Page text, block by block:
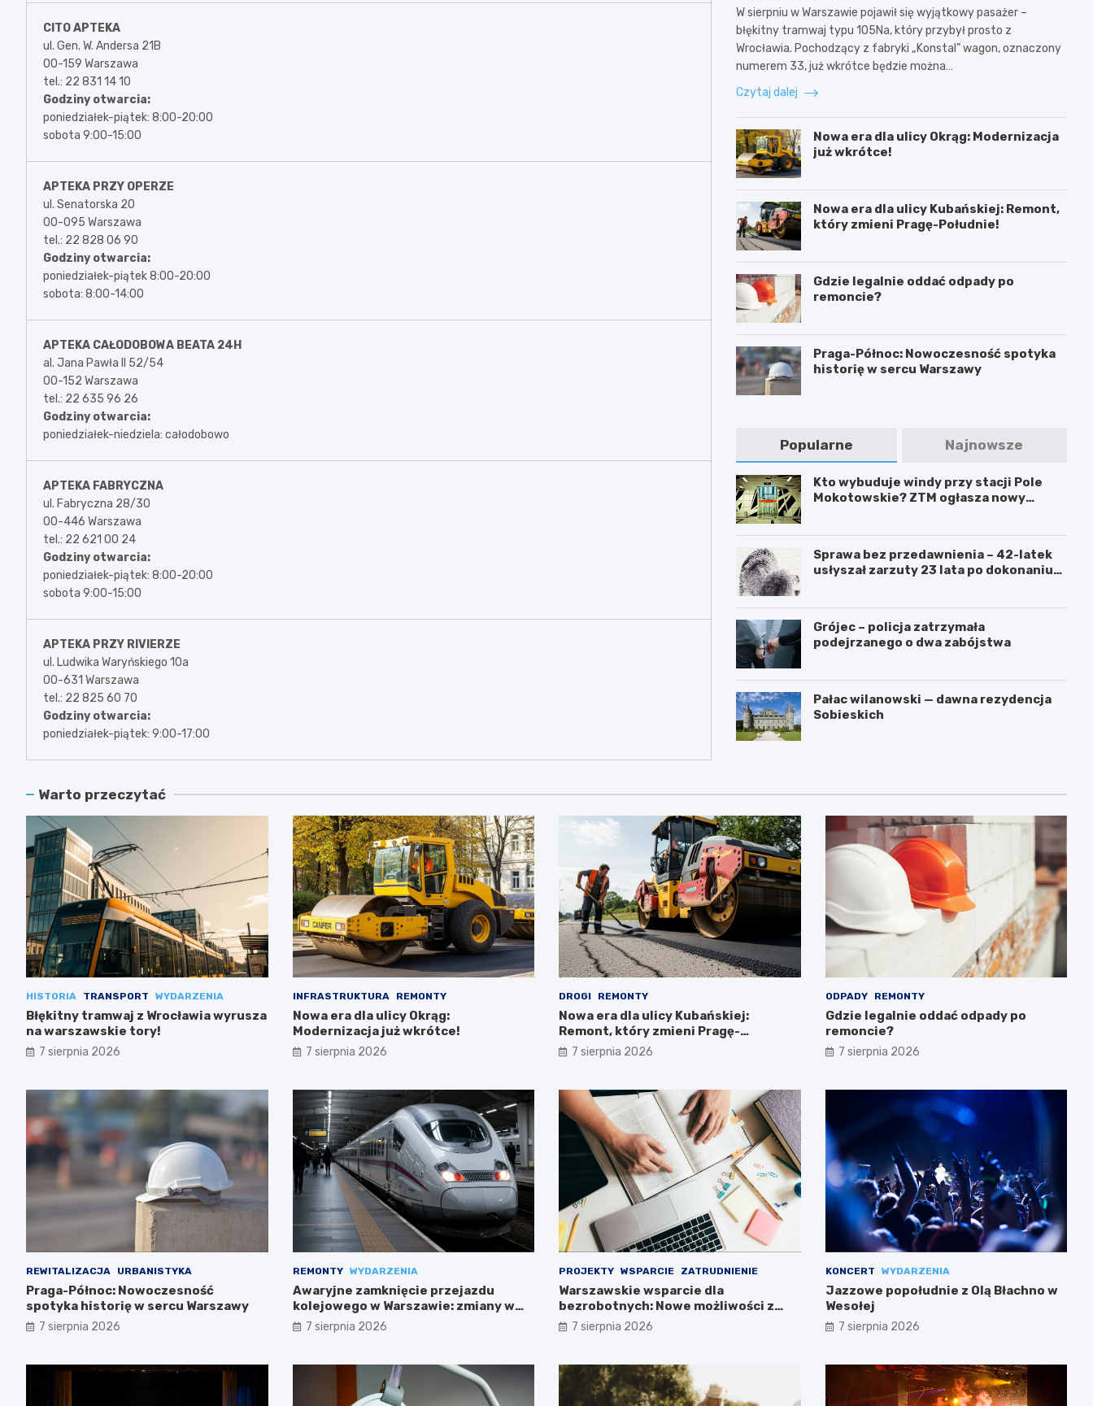
CITO APTEKA
ul. Gen. W. Andersa 21B
00-159 Warszawa
tel.: 22 831 14 10
Godziny otwarcia:
poniedziałek-piątek: 8:00-20:00
sobota 9:00-15:00
APTEKA PRZY OPERZE
ul. Senatorska 20
00-095 Warszawa
tel.: 22 828 06 90
Godziny otwarcia:
poniedziałek-piątek 8:00-20:00
sobota: 8:00-14:00
APTEKA CAŁODOBOWA BEATA 24H
al. Jana Pawła II 52/54
00-152 Warszawa
tel.: 22 635 96 26
Godziny otwarcia:
poniedziałek-niedziela: całodobowo
APTEKA FABRYCZNA
ul. Fabryczna 28/30
00-446 Warszawa
tel.: 22 621 00 24
Godziny otwarcia:
poniedziałek-piątek: 8:00-20:00
sobota 9:00-15:00
APTEKA PRZY RIVIERZE
ul. Ludwika Waryńskiego 10a
00-631 Warszawa
tel.: 22 825 60 70
Godziny otwarcia:
poniedziałek-piątek: 9:00-17:00
W sierpniu w Warszawie pojawił się wyjątkowy pasażer –
błękitny tramwaj typu 105Na, który przybył prosto z
Wrocławia. Pochodzący z fabryki „Konstal” wagon, oznaczony
numerem 33, już wkrótce będzie można…
Czytaj dalej
Nowa era dla ulicy Okrąg: Modernizacja
już wkrótce!
Nowa era dla ulicy Kubańskiej: Remont,
który zmieni Pragę-Południe!
Gdzie legalnie oddać odpady po
remoncie?
Praga-Północ: Nowoczesność spotyka
historię w sercu Warszawy
Popularne Najnowsze
Kto wybuduje windy przy stacji Pole
Mokotowskie? ZTM ogłasza nowy
Sprawa bez przedawnienia – 42-latek
usłyszał zarzuty 23 lata po dokonaniu
Grójec – policja zatrzymała
podejrzanego o dwa zabójstwa
Pałac wilanowski — dawna rezydencja
Sobieskich
Warto przeczytać
HISTORIA TRANSPORT WYDARZENIA
Błękitny tramwaj z Wrocławia wyrusza
na warszawskie tory!
7 sierpnia 2026
INFRASTRUKTURA REMONTY
Nowa era dla ulicy Okrąg:
Modernizacja już wkrótce!
7 sierpnia 2026
DROGI REMONTY
Nowa era dla ulicy Kubańskiej:
Remont, który zmieni Pragę-
Południe!
7 sierpnia 2026
ODPADY REMONTY
Gdzie legalnie oddać odpady po
remoncie?
7 sierpnia 2026
REWITALIZACJA URBANISTYKA
Praga-Północ: Nowoczesność
spotyka historię w sercu Warszawy
7 sierpnia 2026
REMONTY WYDARZENIA
Awaryjne zamknięcie przejazdu
kolejowego w Warszawie: zmiany w
trasach mieszkańców
7 sierpnia 2026
PROJEKTY WSPARCIE ZATRUDNIENIE
Warszawskie wsparcie dla
bezrobotnych: Nowe możliwości z
projektem FEM III
7 sierpnia 2026
KONCERT WYDARZENIA
Jazzowe popołudnie z Olą Błachno w
Wesołej
7 sierpnia 2026